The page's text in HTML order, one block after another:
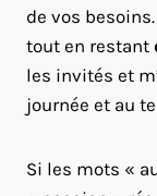
de vos
tout en restant
les invités et
journée et au
Si les mots «